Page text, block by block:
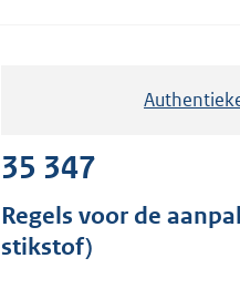
35 347
Regels voor de
stikstof)